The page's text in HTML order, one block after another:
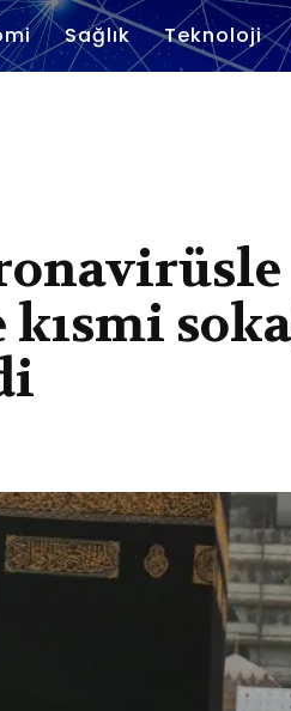
Sağlık Teknoloji